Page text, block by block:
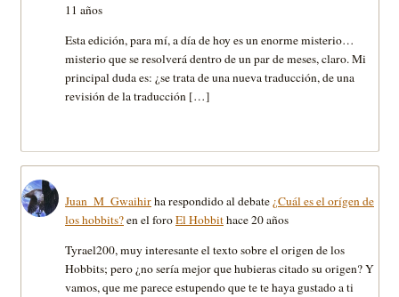
11 años
Esta edición, para mí, a día de hoy es un enorme misterio…
misterio que se resolverá dentro de un par de meses, claro. Mi
principal duda es: ¿se trata de una nueva traducción, de una
revisión de la traducción […]
Juan_M_Gwaihirha respondido al debate¿Cuál es el orígen de
los hobbits?en el foroEl Hobbithace 20 años
Tyrael200, muy interesante el texto sobre el origen de los
Hobbits; pero ¿no serí­a mejor que hubieras citado su origen? Y
vamos, que me parece estupendo que te te haya gustado a ti